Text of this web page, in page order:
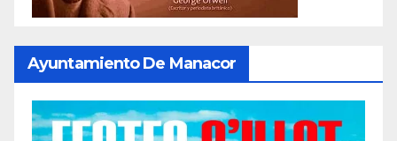
Ayuntamiento De Manacor